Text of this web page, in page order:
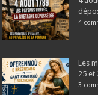
4
Les
25 et
3